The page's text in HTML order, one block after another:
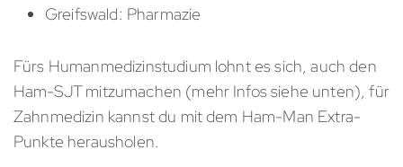
Greifswald: Pharmazie
Fürs Humanmedizinstudium lohnt es sich, auch den
Ham-SJT mitzumachen (mehr Infos siehe unten), für
Zahnmedizin kannst du mit dem Ham-Man Extra-
Punkte herausholen.